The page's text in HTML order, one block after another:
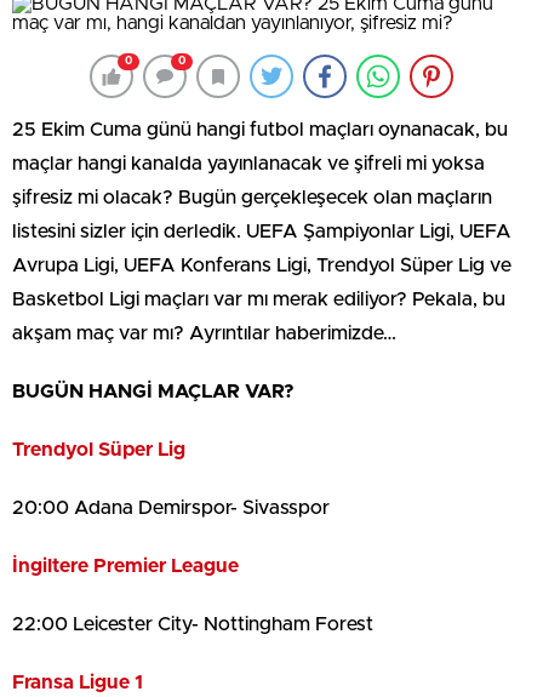
0 0
25 Ekim Cuma günü hangi futbol maçları oynanacak, bu
maçlar hangi kanalda yayınlanacak ve şifreli mi yoksa
şifresiz mi olacak? Bugün gerçekleşecek olan maçların
listesini sizler için derledik. UEFA Şampiyonlar Ligi, UEFA
Avrupa Ligi, UEFA Konferans Ligi, Trendyol Süper Lig ve
Basketbol Ligi maçları var mı merak ediliyor? Pekala, bu
akşam maç var mı? Ayrıntılar haberimizde…
BUGÜN HANGİ MAÇLAR VAR?
Trendyol Süper Lig
20:00 Adana Demirspor- Sivasspor
İngiltere Premier League
22:00 Leicester City- Nottingham Forest
Fransa Ligue 1